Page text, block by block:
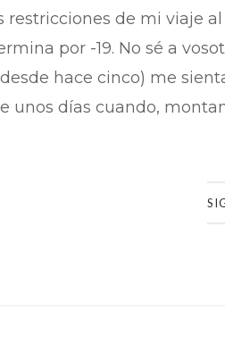
restricciones de mi viaje
por -19. No sé a
hace cinco) me
unos días cuando,